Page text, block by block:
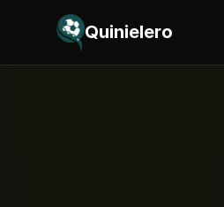
Saltar al contenido
Quinielero